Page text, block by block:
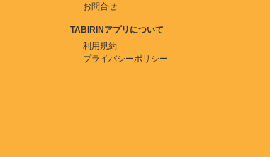
お問合せ
TABIRINアプリについて
利用規約
プライバシーポリシー